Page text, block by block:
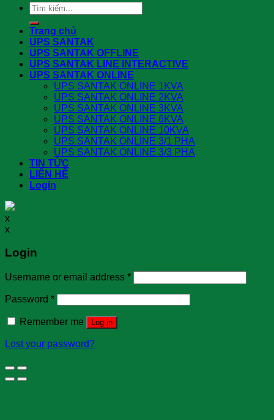
Search
for:
Trang chủ
UPS SANTAK
UPS SANTAK OFFLINE
UPS SANTAK LINE INTERACTIVE
UPS SANTAK ONLINE
UPS SANTAK ONLINE 1KVA
UPS SANTAK ONLINE 2KVA
UPS SANTAK ONLINE 3KVA
UPS SANTAK ONLINE 6KVA
UPS SANTAK ONLINE 10KVA
UPS SANTAK ONLINE 3/1 PHA
UPS SANTAK ONLINE 3/3 PHA
TIN TỨC
LIÊN HỆ
Login
x
x
Login
Username or email address *
Password *
Remember me Log in
Lost your password?